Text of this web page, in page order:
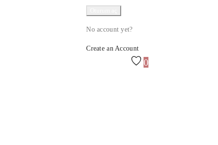
No account yet?
Create an Account
0